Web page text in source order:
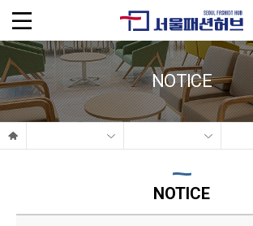
NOTICE
NOTICE